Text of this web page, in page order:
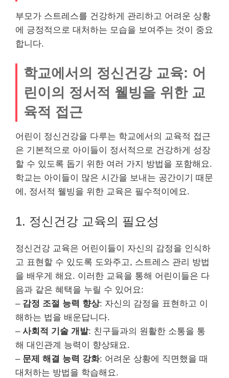
부모가 스트레스를 건강하게 관리하고 어려운 상황
에 긍정적으로 대처하는 모습을 보여주는 것이 중요
합니다.
학교에서의 정신건강 교육: 어
린이의 정서적 웰빙을 위한 교
육적 접근
어린이 정신건강을 다루는 학교에서의 교육적 접근
은 기본적으로 아이들이 정서적으로 건강하게 성장
할 수 있도록 돕기 위한 여러 가지 방법을 포함해요.
학교는 아이들이 많은 시간을 보내는 공간이기 때문
에, 정서적 웰빙을 위한 교육은 필수적이에요.
1. 정신건강 교육의 필요성
정신건강 교육은 어린이들이 자신의 감정을 인식하
고 표현할 수 있도록 도와주고, 스트레스 관리 방법
을 배우게 해요. 이러한 교육을 통해 어린이들은 다
음과 같은 혜택을 누릴 수 있어요:
– 감정 조절 능력 향상: 자신의 감정을 표현하고 이
해하는 법을 배운답니다.
– 사회적 기술 개발: 친구들과의 원활한 소통을 통
해 대인관계 능력이 향상돼요.
– 문제 해결 능력 강화: 어려운 상황에 직면했을 때
대처하는 방법을 학습해요.